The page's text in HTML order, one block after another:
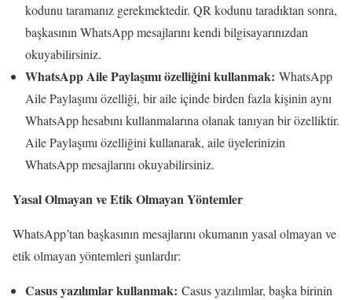
kodunu taramanız gerekmektedir. QR kodunu taradıktan sonra,
başkasının WhatsApp mesajlarını kendi bilgisayarınızdan
okuyabilirsiniz.
WhatsApp Aile Paylaşımı özelliğini kullanmak: WhatsApp
Aile Paylaşımı özelliği, bir aile içinde birden fazla kişinin aynı
WhatsApp hesabını kullanmalarına olanak tanıyan bir özelliktir.
Aile Paylaşımı özelliğini kullanarak, aile üyelerinizin
WhatsApp mesajlarını okuyabilirsiniz.
Yasal Olmayan ve Etik Olmayan Yöntemler
WhatsApp’tan başkasının mesajlarını okumanın yasal olmayan ve
etik olmayan yöntemleri şunlardır:
Casus yazılımlar kullanmak: Casus yazılımlar, başka birinin